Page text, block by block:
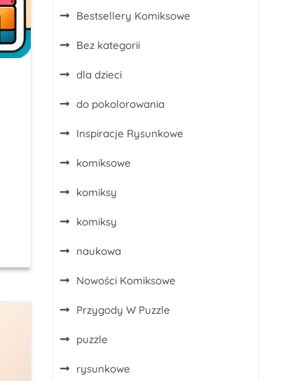
Bestsellery Komiksowe
Bez kategorii
dla dzieci
do pokolorowania
Inspiracje Rysunkowe
komiksowe
komiksy
komiksy
naukowa
Nowości Komiksowe
Przygody W Puzzle
puzzle
rysunkowe